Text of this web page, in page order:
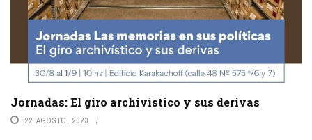
Jornadas: El giro archivístico y sus derivas
22 AGOSTO, 2023